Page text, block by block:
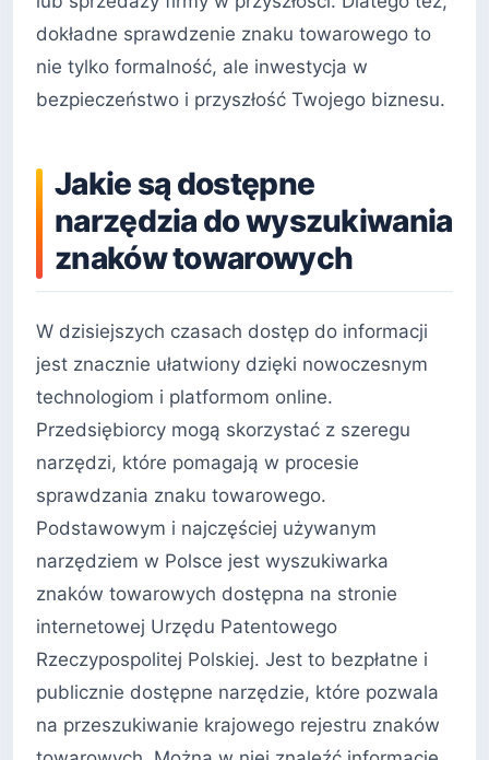
dokładne sprawdzenie znaku towarowego to
nie tylko formalność, ale inwestycja w
bezpieczeństwo i przyszłość Twojego biznesu.
Jakie są dostępne
narzędzia do wyszukiwania
znaków towarowych
W dzisiejszych czasach dostęp do informacji
jest znacznie ułatwiony dzięki nowoczesnym
technologiom i platformom online.
Przedsiębiorcy mogą skorzystać z szeregu
narzędzi, które pomagają w procesie
sprawdzania znaku towarowego.
Podstawowym i najczęściej używanym
narzędziem w Polsce jest wyszukiwarka
znaków towarowych dostępna na stronie
internetowej Urzędu Patentowego
Rzeczypospolitej Polskiej. Jest to bezpłatne i
publicznie dostępne narzędzie, które pozwala
na przeszukiwanie krajowego rejestru znaków